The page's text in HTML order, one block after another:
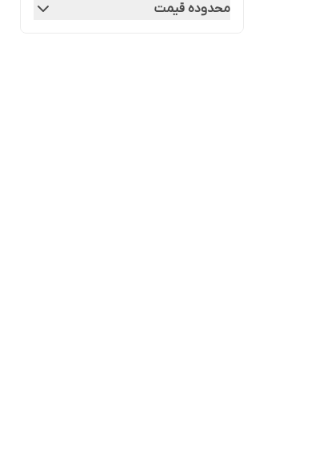
محدوده قیمت